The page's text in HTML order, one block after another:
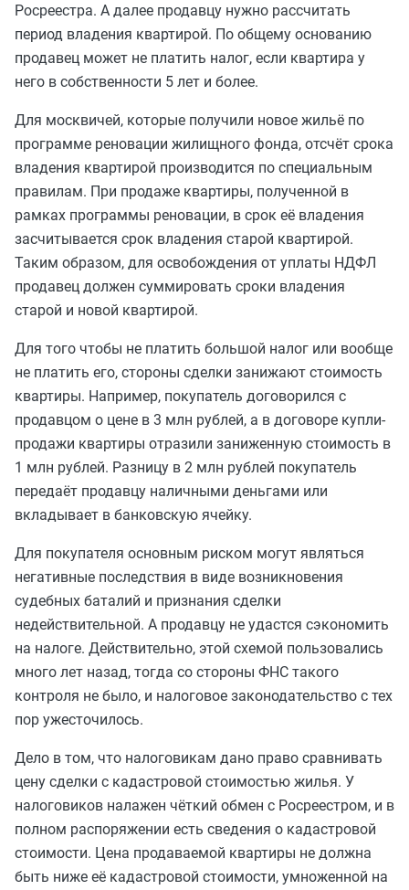
Росреестра. А далее продавцу нужно рассчитать
период владения квартирой. По общему основанию
продавец может не платить налог, если квартира у
него в собственности 5 лет и более.
Для москвичей, которые получили новое жильё по
программе реновации жилищного фонда, отсчёт срока
владения квартирой производится по специальным
правилам. При продаже квартиры, полученной в
рамках программы реновации, в срок её владения
засчитывается срок владения старой квартирой.
Таким образом, для освобождения от уплаты НДФЛ
продавец должен суммировать сроки владения
старой и новой квартирой.
Для того чтобы не платить большой налог или вообще
не платить его, стороны сделки занижают стоимость
квартиры. Например, покупатель договорился с
продавцом о цене в 3 млн рублей, а в договоре купли-
продажи квартиры отразили заниженную стоимость в
1 млн рублей. Разницу в 2 млн рублей покупатель
передаёт продавцу наличными деньгами или
вкладывает в банковскую ячейку.
Для покупателя основным риском могут являться
негативные последствия в виде возникновения
судебных баталий и признания сделки
недействительной. А продавцу не удастся сэкономить
на налоге. Действительно, этой схемой пользовались
много лет назад, тогда со стороны ФНС такого
контроля не было, и налоговое законодательство с тех
пор ужесточилось.
Дело в том, что налоговикам дано право сравнивать
цену сделки с кадастровой стоимостью жилья. У
налоговиков налажен чёткий обмен с Росреестром, и в
полном распоряжении есть сведения о кадастровой
стоимости. Цена продаваемой квартиры не должна
быть ниже её кадастровой стоимости, умноженной на